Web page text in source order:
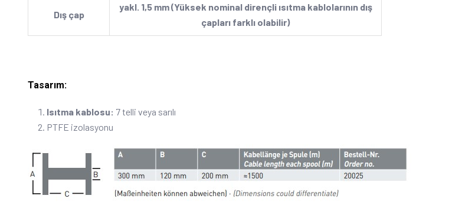
Dış çap
yakl. 1,5 mm (Yüksek nominal dirençli ısıtma kablolarının dış
çapları farklı olabilir)
Tasarım:
Isıtma kablosu: 7 telli veya sarılı
PTFE izolasyonu